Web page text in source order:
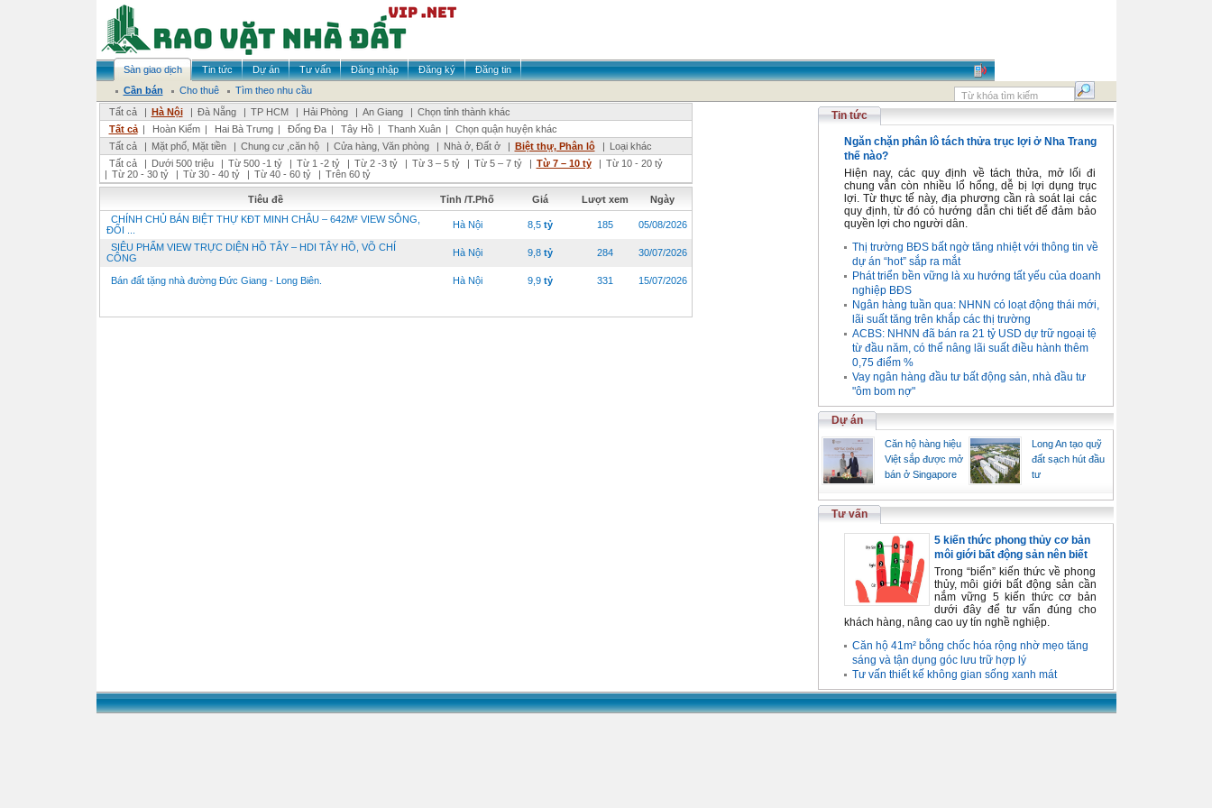
Sàn giao dịch Tin tức Dự án Tư vấn Đăng nhập Đăng ký
Đăng tin
Cần bán
Cho thuê
Tìm theo nhu cầu
Tất cả
| Hà Nội | Đà Nẵng | TP HCM | Hải Phòng | An Giang | Chọn tỉnh thành khác
Tất cả | Hoàn Kiếm | Hai Bà Trưng | Đống Đa | Tây Hồ | Thanh Xuân |
Chọn quận huyện khác
Tất cả
| Mặt phố, Mặt tiền | Chung cư ,căn hộ | Cửa hàng, Văn phòng | Nhà ở, Đất ở | Biệt thự, Phân lô | Loại khác
Tất cả
| Dưới 500 triệu | Từ 500 -1 tỷ | Từ 1 -2 tỷ | Từ 2 -3 tỷ | Từ 3 – 5 tỷ | Từ 5 – 7 tỷ | Từ 7 – 10 tỷ | Từ 10 - 20 tỷ
| Từ 20 - 30 tỷ | Từ 30 - 40 tỷ | Từ 40 - 60 tỷ | Trên 60 tỷ
Tiêu đề Tỉnh /T.Phố Giá Lượt xem
Ngày
CHÍNH CHỦ BÁN BIỆT THỰ KĐT MINH CHÂU – 642M² VIEW SÔNG,
ĐỐI ...
Hà Nội 8,5 tỷ 185 05/08/2026
SIÊU PHẨM VIEW TRỰC DIỆN HỒ TÂY – HDI TÂY HỒ, VÕ CHÍ
CÔNG
Hà Nội 9,8 tỷ 284 30/07/2026
Bán đất tặng nhà đường Đức Giang - Long Biên. Hà Nội 9,9 tỷ 331 15/07/2026
Tin tức
Ngăn chặn phân lô tách thửa trục lợi ở Nha Trang
thế nào?
Hiện nay, các quy định về tách thửa, mở lối đi
chung vẫn còn nhiều lổ hổng, dễ bị lợi dụng trục
lợi. Từ thực tế này, địa phương cần rà soát lại các
quy định, từ đó có hướng dẫn chi tiết để đảm bảo
quyền lợi cho người dân.
Thị trường BĐS bất ngờ tăng nhiệt với thông tin về
dự án “hot” sắp ra mắt
Phát triển bền vững là xu hướng tất yếu của doanh
nghiệp BĐS
Ngân hàng tuần qua: NHNN có loạt động thái mới,
lãi suất tăng trên khắp các thị trường
ACBS: NHNN đã bán ra 21 tỷ USD dự trữ ngoại tệ
từ đầu năm, có thể nâng lãi suất điều hành thêm
0,75 điểm %
Vay ngân hàng đầu tư bất động sản, nhà đầu tư
"ôm bom nợ"
Dự án
Căn hộ hàng hiệu
Việt sắp được mở
bán ở Singapore
Long An tạo quỹ
đất sạch hút đầu
tư
Tư vấn
5 kiến thức phong thủy cơ bản
môi giới bất động sản nên biết
Trong “biển” kiến thức về phong
thủy, môi giới bất động sản cần
nắm vững 5 kiến thức cơ bản
dưới đây để tư vấn đúng cho
khách hàng, nâng cao uy tín nghề nghiệp.
Căn hộ 41m² bỗng chốc hóa rộng nhờ mẹo tăng
sáng và tận dụng góc lưu trữ hợp lý
Tư vấn thiết kế không gian sống xanh mát